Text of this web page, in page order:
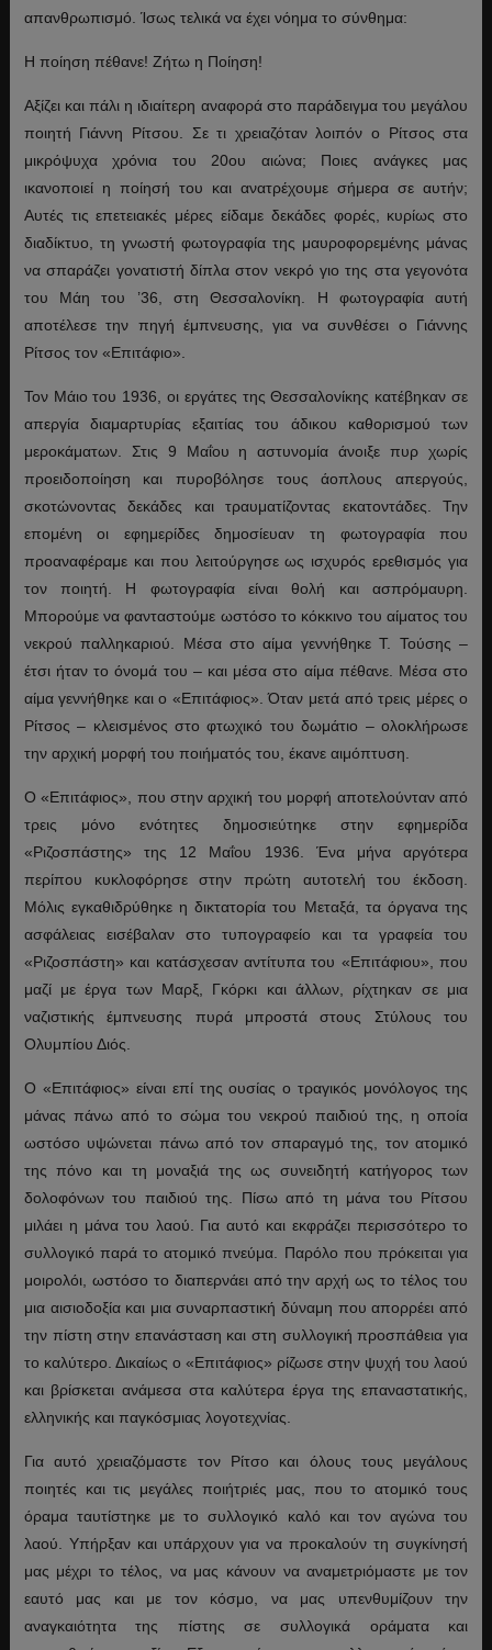
απανθρωπισμό. Ίσως τελικά να έχει νόημα το σύνθημα:
Η ποίηση πέθανε! Ζήτω η Ποίηση!
Αξίζει και πάλι η ιδιαίτερη αναφορά στο παράδειγμα του μεγάλου
ποιητή Γιάννη Ρίτσου. Σε τι χρειαζόταν λοιπόν ο Ρίτσος στα
μικρόψυχα χρόνια του 20ου αιώνα; Ποιες ανάγκες μας
ικανοποιεί η ποίησή του και ανατρέχουμε σήμερα σε αυτήν;
Αυτές τις επετειακές μέρες είδαμε δεκάδες φορές, κυρίως στο
διαδίκτυο, τη γνωστή φωτογραφία της μαυροφορεμένης μάνας
να σπαράζει γονατιστή δίπλα στον νεκρό γιο της στα γεγονότα
του Μάη του ’36, στη Θεσσαλονίκη. Η φωτογραφία αυτή
αποτέλεσε την πηγή έμπνευσης, για να συνθέσει ο Γιάννης
Ρίτσος τον «Επιτάφιο».
Τον Μάιο του 1936, οι εργάτες της Θεσσαλονίκης κατέβηκαν σε
απεργία διαμαρτυρίας εξαιτίας του άδικου καθορισμού των
μεροκάματων. Στις 9 Μαΐου η αστυνομία άνοιξε πυρ χωρίς
προειδοποίηση και πυροβόλησε τους άοπλους απεργούς,
σκοτώνοντας δεκάδες και τραυματίζοντας εκατοντάδες. Την
επομένη οι εφημερίδες δημοσίευαν τη φωτογραφία που
προαναφέραμε και που λειτούργησε ως ισχυρός ερεθισμός για
τον ποιητή. Η φωτογραφία είναι θολή και ασπρόμαυρη.
Μπορούμε να φανταστούμε ωστόσο το κόκκινο του αίματος του
νεκρού παλληκαριού. Μέσα στο αίμα γεννήθηκε Τ. Τούσης –
έτσι ήταν το όνομά του – και μέσα στο αίμα πέθανε. Μέσα στο
αίμα γεννήθηκε και ο «Επιτάφιος». Όταν μετά από τρεις μέρες ο
Ρίτσος – κλεισμένος στο φτωχικό του δωμάτιο – ολοκλήρωσε
την αρχική μορφή του ποιήματός του, έκανε αιμόπτυση.
Ο «Επιτάφιος», που στην αρχική του μορφή αποτελούνταν από
τρεις μόνο ενότητες δημοσιεύτηκε στην εφημερίδα
«Ριζοσπάστης» της 12 Μαΐου 1936. Ένα μήνα αργότερα
περίπου κυκλοφόρησε στην πρώτη αυτοτελή του έκδοση.
Μόλις εγκαθιδρύθηκε η δικτατορία του Μεταξά, τα όργανα της
ασφάλειας εισέβαλαν στο τυπογραφείο και τα γραφεία του
«Ριζοσπάστη» και κατάσχεσαν αντίτυπα του «Επιτάφιου», που
μαζί με έργα των Μαρξ, Γκόρκι και άλλων, ρίχτηκαν σε μια
ναζιστικής έμπνευσης πυρά μπροστά στους Στύλους του
Ολυμπίου Διός.
Ο «Επιτάφιος» είναι επί της ουσίας ο τραγικός μονόλογος της
μάνας πάνω από το σώμα του νεκρού παιδιού της, η οποία
ωστόσο υψώνεται πάνω από τον σπαραγμό της, τον ατομικό
της πόνο και τη μοναξιά της ως συνειδητή κατήγορος των
δολοφόνων του παιδιού της. Πίσω από τη μάνα του Ρίτσου
μιλάει η μάνα του λαού. Για αυτό και εκφράζει περισσότερο το
συλλογικό παρά το ατομικό πνεύμα. Παρόλο που πρόκειται για
μοιρολόι, ωστόσο το διαπερνάει από την αρχή ως το τέλος του
μια αισιοδοξία και μια συναρπαστική δύναμη που απορρέει από
την πίστη στην επανάσταση και στη συλλογική προσπάθεια για
το καλύτερο. Δικαίως ο «Επιτάφιος» ρίζωσε στην ψυχή του λαού
και βρίσκεται ανάμεσα στα καλύτερα έργα της επαναστατικής,
ελληνικής και παγκόσμιας λογοτεχνίας.
Για αυτό χρειαζόμαστε τον Ρίτσο και όλους τους μεγάλους
ποιητές και τις μεγάλες ποιήτριές μας, που το ατομικό τους
όραμα ταυτίστηκε με το συλλογικό καλό και τον αγώνα του
λαού. Υπήρξαν και υπάρχουν για να προκαλούν τη συγκίνησή
μας μέχρι το τέλος, να μας κάνουν να αναμετριόμαστε με τον
εαυτό μας και με τον κόσμο, να μας υπενθυμίζουν την
αναγκαιότητα της πίστης σε συλλογικά οράματα και